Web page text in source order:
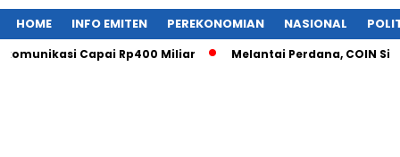
HOME INFO EMITEN PEREKONOMIAN NASIONAL
Capai Rp400 Miliar Melantai Perdana, COIN Siap